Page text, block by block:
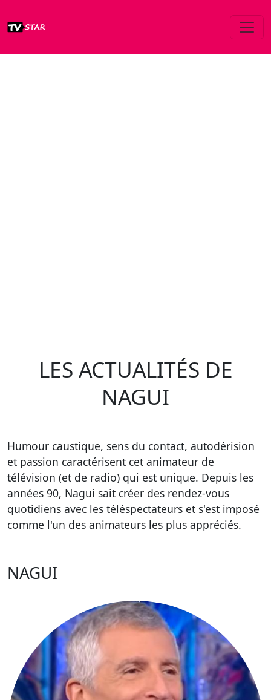
LES ACTUALITÉS DE
NAGUI
Humour caustique, sens du contact, autodérision
et passion caractérisent cet animateur de
télévision (et de radio) qui est unique. Depuis les
années 90, Nagui sait créer des rendez-vous
quotidiens avec les téléspectateurs et s'est imposé
comme l'un des animateurs les plus appréciés.
NAGUI